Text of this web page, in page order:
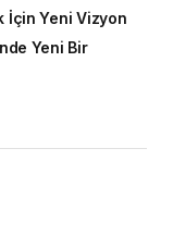
İçin Yeni Vizyon
Yeni Bir